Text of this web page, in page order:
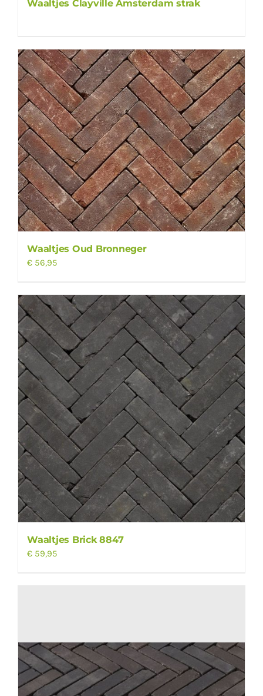
Waaltjes Clayville Amsterdam strak
Waaltjes Oud Bronneger
€ 56,95
Waaltjes Brick 8847
€ 59,95